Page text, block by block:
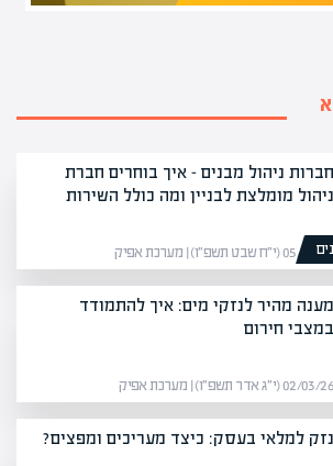
חברות ניהול מבנים – איך בוחרים חברת
ניהול מומלצת לבניין ומה כולל השירות
05/02/26 (י״ח שבט תשפ״ו) | מערכת אפיק
מענה מהיר לנזקי מים: איך להתמודד
במצבי חירום
02/03/26 (י״ג אדר תשפ״ו) | מערכת אפיק
נזק למלאי בעסק: כיצד מעריכים ומפצים?